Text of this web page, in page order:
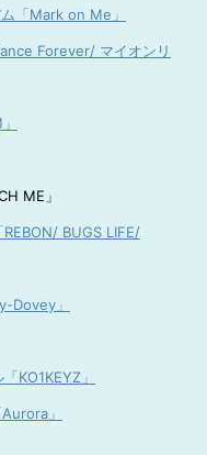
「Mark on Me」
Forever/ マイオンリ
ME」
BUGS LIFE/
Dovey」
KO1KEYZ」
」